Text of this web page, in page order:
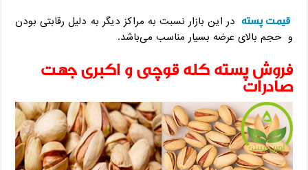
قیمت پسته در این بازار نسبت به مراکز دیگر به دلیل رقابتی بودن
و حجم بالای عرضه بسیار مناسب می‌باشد.
فروش پسته کله قوچی و اکبری جهت
صادرات